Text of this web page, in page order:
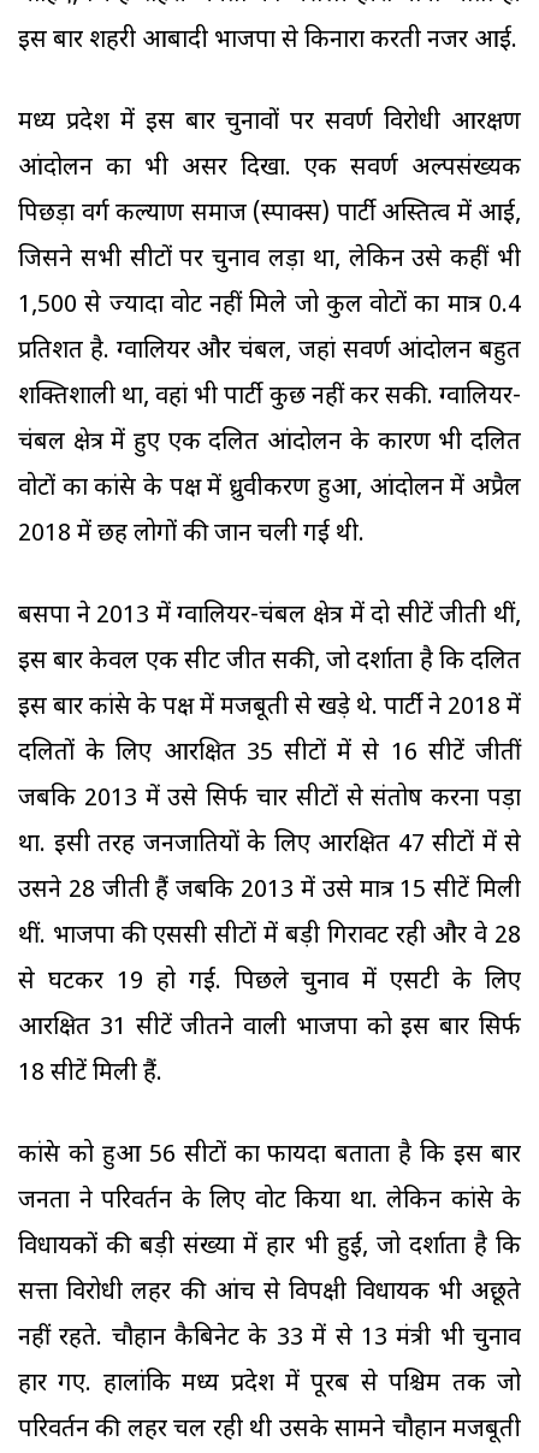
इस बार शहरी आबादी भाजपा से किनारा करती नजर आई.
मध्य प्रदेश में इस बार चुनावों पर सवर्ण विरोधी आरक्षण
आंदोलन का भी असर दिखा. एक सवर्ण अल्पसंख्यक
पिछड़ा वर्ग कल्याण समाज (स्पाक्स) पार्टी अस्तित्व में आई,
जिसने सभी सीटों पर चुनाव लड़ा था, लेकिन उसे कहीं भी
1,500 से ज्यादा वोट नहीं मिले जो कुल वोटों का मात्र 0.4
प्रतिशत है. ग्वालियर और चंबल, जहां सवर्ण आंदोलन बहुत
शक्तिशाली था, वहां भी पार्टी कुछ नहीं कर सकी. ग्वालियर-
चंबल क्षेत्र में हुए एक दलित आंदोलन के कारण भी दलित
वोटों का कांग्रेस के पक्ष में ध्रुवीकरण हुआ, आंदोलन में अप्रैल
2018 में छह लोगों की जान चली गई थी.
बसपा ने 2013 में ग्वालियर-चंबल क्षेत्र में दो सीटें जीती थीं,
इस बार केवल एक सीट जीत सकी, जो दर्शाता है कि दलित
इस बार कांग्रेस के पक्ष में मजबूती से खड़े थे. पार्टी ने 2018 में
दलितों के लिए आरक्षित 35 सीटों में से 16 सीटें जीतीं
जबकि 2013 में उसे सिर्फ चार सीटों से संतोष करना पड़ा
था. इसी तरह जनजातियों के लिए आरक्षित 47 सीटों में से
उसने 28 जीती हैं जबकि 2013 में उसे मात्र 15 सीटें मिली
थीं. भाजपा की एससी सीटों में बड़ी गिरावट रही और वे 28
से घटकर 19 हो गईं. पिछले चुनाव में एसटी के लिए
आरक्षित 31 सीटें जीतने वाली भाजपा को इस बार सिर्फ
18 सीटें मिली हैं.
कांग्रेस को हुआ 56 सीटों का फायदा बताता है कि इस बार
जनता ने परिवर्तन के लिए वोट किया था. लेकिन कांग्रेस के
विधायकों की बड़ी संख्या में हार भी हुई, जो दर्शाता है कि
सत्ता विरोधी लहर की आंच से विपक्षी विधायक भी अछूते
नहीं रहते. चौहान कैबिनेट के 33 में से 13 मंत्री भी चुनाव
हार गए. हालांकि मध्य प्रदेश में पूरब से पश्चिम तक जो
परिवर्तन की लहर चल रही थी उसके सामने चौहान मजबूती